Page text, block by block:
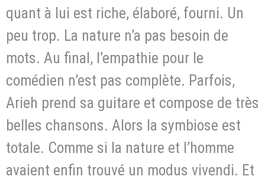
quant à lui est riche, élaboré, fourni. Un
peu trop. La nature n’a pas besoin de
mots. Au final, l’empathie pour le
comédien n’est pas complète. Parfois,
Arieh prend sa guitare et compose de très
belles chansons. Alors la symbiose est
totale. Comme si la nature et l’homme
avaient enfin trouvé un modus vivendi. Et